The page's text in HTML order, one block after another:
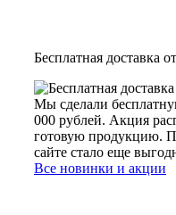
Бесплатная доставка
Мы сделали
000 рублей. Акция
готовую продукцию.
сайте стало еще
Все новинки и акции